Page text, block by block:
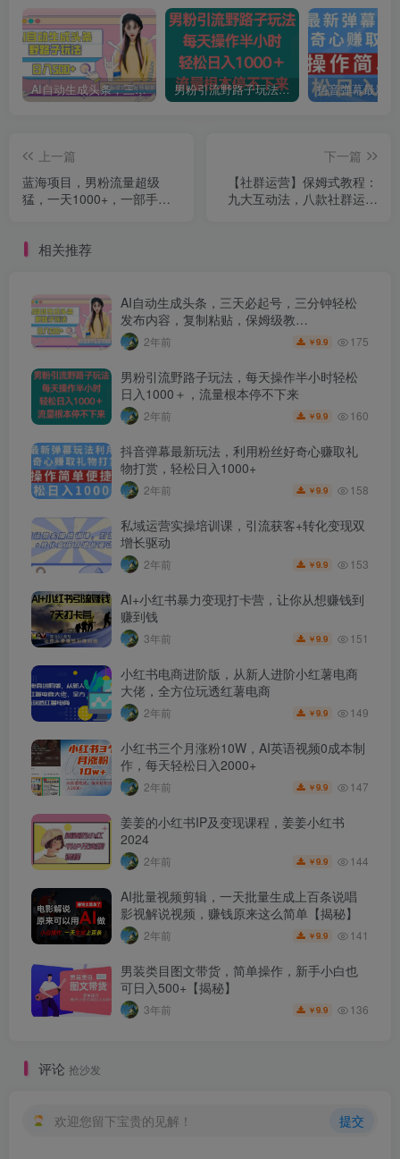
AI自动生成头条，三天必起号，三分钟轻松发布内容，复制粘贴，保姆级教… 男粉引流野路子玩法，每天操作半小时轻松日入1000＋，流量根本停不下来
上一篇
蓝海项目，男粉流量超级
猛，一天1000+，一部手机
下一篇
【社群运营】保姆式教程：
九大互动法，八款社群运营
相关推荐
AI自动生成头条，三天必起号，三分钟轻松
发布内容，复制粘贴，保姆级教…
2年前 ￥9.9 175
男粉引流野路子玩法，每天操作半小时轻松
日入1000＋，流量根本停不下来
2年前 ￥9.9 160
抖音弹幕最新玩法，利用粉丝好奇心赚取礼
物打赏，轻松日入1000+
2年前 ￥9.9 158
私域运营实操培训课，引流获客+转化变现双
增长驱动
2年前 ￥9.9 153
AI+小红书暴力变现打卡营，让你从想赚钱到
赚到钱
3年前 ￥9.9 151
小红书电商进阶版，从新人进阶小红薯电商
大佬，全方位玩透红薯电商
2年前 ￥9.9 149
小红书三个月涨粉10W，AI英语视频0成本制
作，每天轻松日入2000+
2年前 ￥9.9 147
姜姜的小红书IP及变现课程，姜姜小红书
2024
2年前 ￥9.9 144
AI批量视频剪辑，一天批量生成上百条说唱
影视解说视频，赚钱原来这么简单【揭秘】
2年前 ￥9.9 141
男装类目图文带货，简单操作，新手小白也
可日入500+【揭秘】
3年前 ￥9.9 136
评论 抢沙发
欢迎您留下宝贵的见解！ 提交